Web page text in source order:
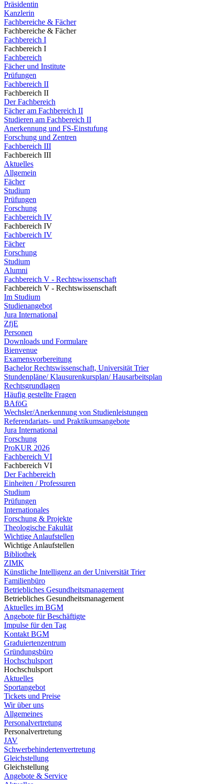
Präsidentin
Kanzlerin
Fachbereiche & Fächer
Fachbereiche & Fächer
Fachbereich I
Fachbereich I
Fachbereich
Fächer und Institute
Prüfungen
Fachbereich II
Fachbereich II
Der Fachbereich
Fächer am Fachbereich II
Studieren am Fachbereich II
Anerkennung und FS-Einstufung
Forschung und Zentren
Fachbereich III
Fachbereich III
Aktuelles
Allgemein
Fächer
Studium
Prüfungen
Forschung
Fachbereich IV
Fachbereich IV
Fachbereich IV
Fächer
Forschung
Studium
Alumni
Fachbereich V - Rechtswissenschaft
Fachbereich V - Rechtswissenschaft
Im Studium
Studienangebot
Jura International
ZfjE
Personen
Downloads und Formulare
Bienvenue
Examensvorbereitung
Bachelor Rechtswissenschaft, Universität Trier
Stundenpläne/ Klausurenkursplan/ Hausarbeitsplan
Rechtsgrundlagen
Häufig gestellte Fragen
BAföG
Wechsler/Anerkennung von Studienleistungen
Referendariats- und Praktikumsangebote
Jura International
Forschung
ProKUR 2026
Fachbereich VI
Fachbereich VI
Der Fachbereich
Einheiten / Professuren
Studium
Prüfungen
Internationales
Forschung & Projekte
Theologische Fakultät
Wichtige Anlaufstellen
Wichtige Anlaufstellen
Bibliothek
ZIMK
Künstliche Intelligenz an der Universität Trier
Familienbüro
Betriebliches Gesundheitsmanagement
Betriebliches Gesundheitsmanagement
Aktuelles im BGM
Angebote für Beschäftigte
Impulse für den Tag
Kontakt BGM
Graduiertenzentrum
Gründungsbüro
Hochschulsport
Hochschulsport
Aktuelles
Sportangebot
Tickets und Preise
Wir über uns
Allgemeines
Personalvertretung
Personalvertretung
JAV
Schwerbehindertenvertretung
Gleichstellung
Gleichstellung
Angebote & Service